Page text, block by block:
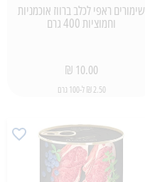
שימורים ראפי לכלב ברווז אוכמניות
וחמוציות 400 גרם
10.00 ₪
2.50 ₪ ל-100 גרם